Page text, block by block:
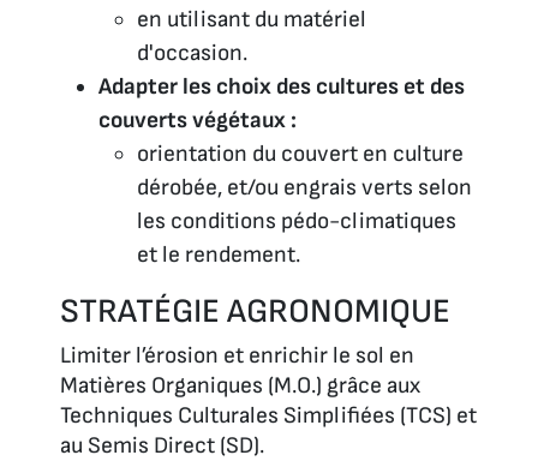
en utilisant du matériel
d'occasion.
Adapter les choix des cultures et des
couverts végétaux :
orientation du couvert en culture
dérobée, et/ou engrais verts selon
les conditions pédo-climatiques
et le rendement.
STRATÉGIE AGRONOMIQUE
Limiter l’érosion et enrichir le sol en
Matières Organiques (M.O.) grâce aux
Techniques Culturales Simplifiées (TCS) et
au Semis Direct (SD).